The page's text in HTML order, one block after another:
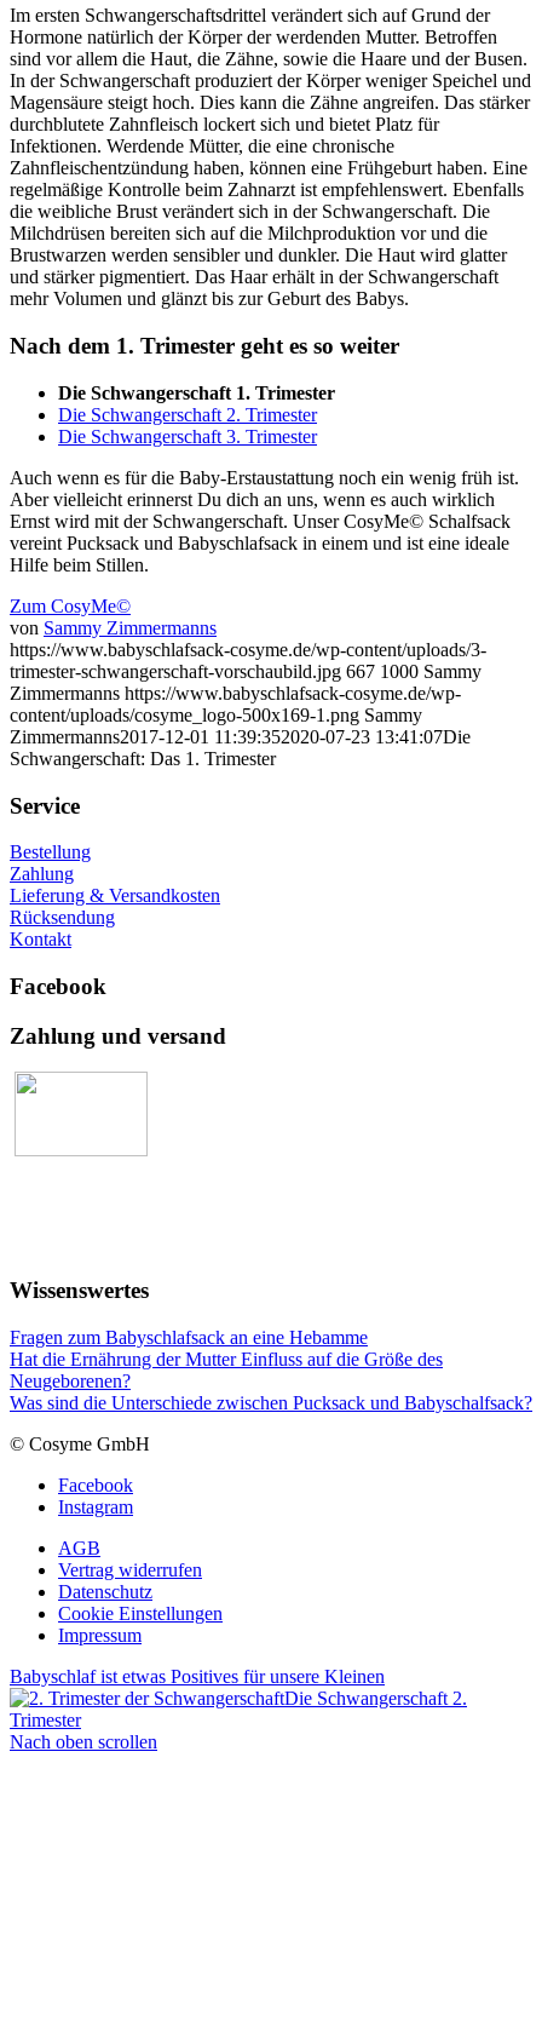
Im ersten Schwangerschaftsdrittel verändert sich auf Grund der
Hormone natürlich der Körper der werdenden Mutter. Betroffen
sind vor allem die Haut, die Zähne, sowie die Haare und der Busen.
In der Schwangerschaft produziert der Körper weniger Speichel und
Magensäure steigt hoch. Dies kann die Zähne angreifen. Das stärker
durchblutete Zahnfleisch lockert sich und bietet Platz für
Infektionen. Werdende Mütter, die eine chronische
Zahnfleischentzündung haben, können eine Frühgeburt haben. Eine
regelmäßige Kontrolle beim Zahnarzt ist empfehlenswert. Ebenfalls
die weibliche Brust verändert sich in der Schwangerschaft. Die
Milchdrüsen bereiten sich auf die Milchproduktion vor und die
Brustwarzen werden sensibler und dunkler. Die Haut wird glatter
und stärker pigmentiert. Das Haar erhält in der Schwangerschaft
mehr Volumen und glänzt bis zur Geburt des Babys.
Nach dem 1. Trimester geht es so weiter
Die Schwangerschaft 1. Trimester
Die Schwangerschaft 2. Trimester
Die Schwangerschaft 3. Trimester
Auch wenn es für die Baby-Erstaustattung noch ein wenig früh ist.
Aber vielleicht erinnerst Du dich an uns, wenn es auch wirklich
Ernst wird mit der Schwangerschaft. Unser CosyMe© Schalfsack
vereint Pucksack und Babyschlafsack in einem und ist eine ideale
Hilfe beim Stillen.
Zum CosyMe©
von Sammy Zimmermanns
https://www.babyschlafsack-cosyme.de/wp-content/uploads/3-
trimester-schwangerschaft-vorschaubild.jpg 667 1000 Sammy
Zimmermanns https://www.babyschlafsack-cosyme.de/wp-
content/uploads/cosyme_logo-500x169-1.png Sammy
Zimmermanns2017-12-01 11:39:352020-07-23 13:41:07Die
Schwangerschaft: Das 1. Trimester
Service
Bestellung
Zahlung
Lieferung & Versandkosten
Rücksendung
Kontakt
Facebook
Zahlung und versand
Wissenswertes
Fragen zum Babyschlafsack an eine Hebamme
Hat die Ernährung der Mutter Einfluss auf die Größe des
Neugeborenen?
Was sind die Unterschiede zwischen Pucksack und Babyschalfsack?
© Cosyme GmbH
Facebook
Instagram
AGB
Vertrag widerrufen
Datenschutz
Cookie Einstellungen
Impressum
Babyschlaf ist etwas Positives für unsere Kleinen
Die Schwangerschaft 2.
Trimester
Nach oben scrollen